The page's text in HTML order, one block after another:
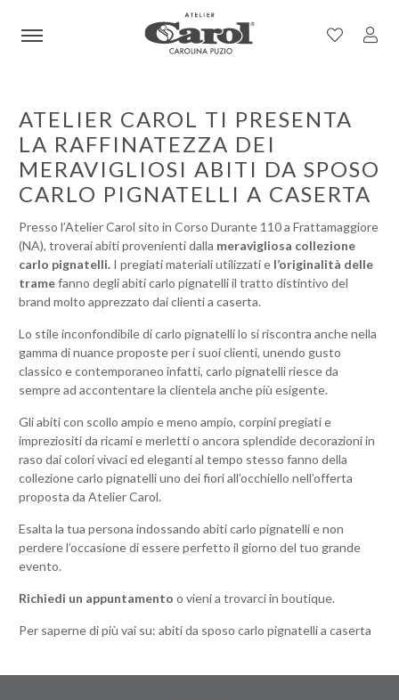
ATELIER CAROL TI PRESENTA
LA RAFFINATEZZA DEI
MERAVIGLIOSI ABITI DA SPOSO
CARLO PIGNATELLI A CASERTA
Presso l’Atelier Carol sito in Corso Durante 110 a Frattamaggiore
(NA), troverai abiti provenienti dalla meravigliosa collezione
carlo pignatelli.I pregiati materiali utilizzati e l’originalità delle
tramefanno degli abiti carlo pignatelli il tratto distintivo del
brand molto apprezzato dai clienti a caserta.
Lo stile inconfondibile di carlo pignatelli lo si riscontra anche nella
gamma di nuance proposte per i suoi clienti, unendo gusto
classico e contemporaneo infatti, carlo pignatelli riesce da
sempre ad accontentare la clientela anche più esigente.
Gli abiti con scollo ampio e meno ampio, corpini pregiati e
impreziositi da ricami e merletti o ancora splendide decorazioni in
raso dai colori vivaci ed eleganti al tempo stesso fanno della
collezione carlo pignatelli uno dei fiori all’occhiello nell’offerta
proposta da Atelier Carol.
Esalta la tua persona indossando abiti carlo pignatelli e non
perdere l’occasione di essere perfetto il giorno del tuo grande
evento.
Richiedi un appuntamento o vieni a trovarci in boutique.
Per saperne di più vai su: abiti da sposo carlo pignatelli a caserta